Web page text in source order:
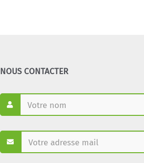
NOUS CONTACTER